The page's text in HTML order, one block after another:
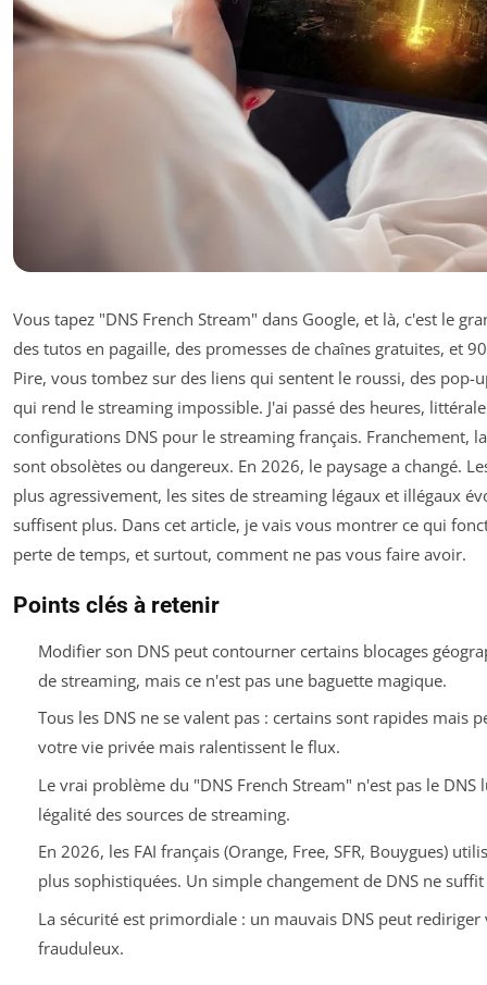
Vous tapez "DNS French Stream" dans Google, et là, c'est le
des tutos en pagaille, des promesses de chaînes gratuites, et
Pire, vous tombez sur des liens qui sentent le roussi, des pop-
qui rend le streaming impossible. J'ai passé des heures,
configurations DNS pour le streaming français. Franchement,
sont obsolètes ou dangereux. En 2026, le paysage a changé.
plus agressivement, les sites de streaming légaux et illégaux
suffisent plus. Dans cet article, je vais vous montrer ce qui
perte de temps, et surtout, comment ne pas vous faire avoir.
Points clés à retenir
Modifier son DNS peut contourner certains blocages
de streaming, mais ce n'est pas une baguette magique.
Tous les DNS ne se valent pas : certains sont rapides mais
votre vie privée mais ralentissent le flux.
Le vrai problème du "DNS French Stream" n'est pas le
légalité des sources de streaming.
En 2026, les FAI français (Orange, Free, SFR, Bouygues)
plus sophistiquées. Un simple changement de DNS ne
La sécurité est primordiale : un mauvais DNS peut rediriger
frauduleux.